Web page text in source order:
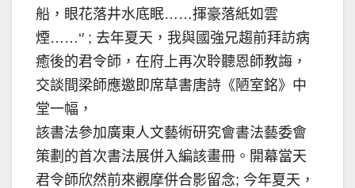
船，眼花落井水底眠……揮豪落紙如雲
煙……‘′ ; 去年夏天，我與國強兄趨前拜訪病
癒後的君令師，在府上再次聆聽恩師教誨，
交談間梁師應邀即席草書唐詩《陋室銘》中
堂一幅，
該書法參加廣東人文藝術研究會書法藝委會
策劃的首次書法展併入編該畫冊。開幕當天
君令師欣然前來觀摩併合影留念; 今年夏天，